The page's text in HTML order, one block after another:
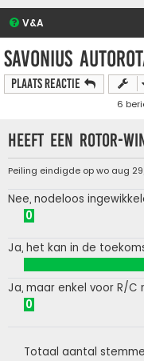
V&A
Savonius
Plaats reactie
6
Heeft een rotor-
Peiling eindigde op wo aug
Nee, nodeloos
0
Ja, het kan in de
Ja, maar enkel voor R/
0
Totaal aantal